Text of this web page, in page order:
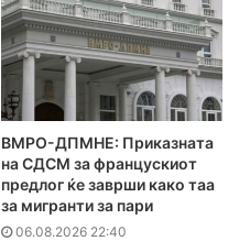
ВМРО-ДПМНЕ: Приказната
на СДСМ за францускиот
предлог ќе заврши како таа
за мигранти за пари
06.08.2026 22:40